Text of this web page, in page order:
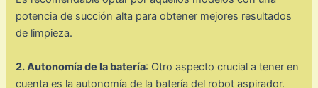
potencia de succión alta para obtener mejores resultados
de limpieza.
2. Autonomía de la batería: Otro aspecto crucial a tener en
cuenta es la autonomía de la batería del robot aspirador.